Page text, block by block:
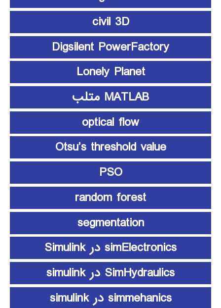
civil 3D
Digsilent PowerFactory
Lonely Planet
MATLAB متلب
optical flow
Otsu’s threshold value
PSO
random forest
segmentation
simElectronics در Simulink
SimHydraulics در simulink
simmehanics در simulink